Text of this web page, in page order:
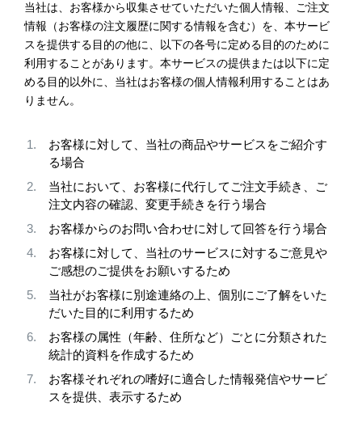
当社は、お客様から収集させていただいた個人情報、ご注文
情報（お客様の注文履歴に関する情報を含む）を、本サービ
スを提供する目的の他に、以下の各号に定める目的のために
利用することがあります。本サービスの提供または以下に定
める目的以外に、当社はお客様の個人情報利用することはあ
りません。
お客様に対して、当社の商品やサービスをご紹介す
る場合
当社において、お客様に代行してご注文手続き、ご
注文内容の確認、変更手続きを行う場合
お客様からのお問い合わせに対して回答を行う場合
お客様に対して、当社のサービスに対するご意見や
ご感想のご提供をお願いするため
当社がお客様に別途連絡の上、個別にご了解をいた
だいた目的に利用するため
お客様の属性（年齢、住所など）ごとに分類された
統計的資料を作成するため
お客様それぞれの嗜好に適合した情報発信やサービ
スを提供、表示するため